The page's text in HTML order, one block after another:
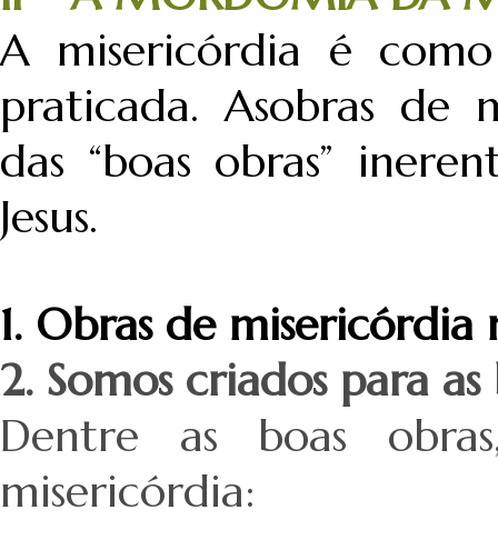
A misericórdia é
praticada. Asobras de
das “boas obras”
Jesus.
1. Obras de misericórdia
2. Somos criados para as
Dentre as boas
misericórdia: